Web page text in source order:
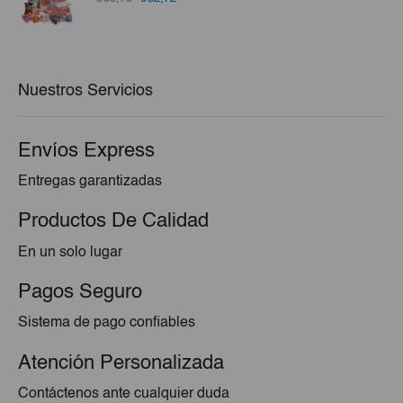
Nuestros Servicios
Envíos Express
Entregas garantizadas
Productos De Calidad
En un solo lugar
Pagos Seguro
Sistema de pago confiables
Atención Personalizada
Contáctenos ante cualquier duda